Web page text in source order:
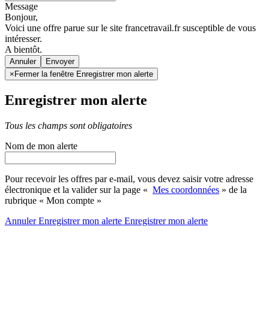
Message
Bonjour,
Voici une offre parue sur le site francetravail.fr susceptible de vous
intéresser.
A bientôt.
Annuler
× Fermer la fenêtre Enregistrer mon alerte
Enregistrer mon alerte
Tous les champs sont obligatoires
Nom de mon alerte
Pour recevoir les offres par e-mail, vous devez saisir votre adresse
électronique et la valider sur la page « Mes coordonnées » de la
rubrique « Mon compte »
AnnulerEnregistrer mon alerte Enregistrermon alerte